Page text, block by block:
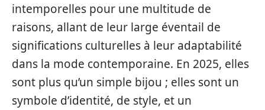
intemporelles pour une multitude de
raisons, allant de leur large éventail de
significations culturelles à leur adaptabilité
dans la mode contemporaine. En 2025, elles
sont plus qu’un simple bijou ; elles sont un
symbole d’identité, de style, et un